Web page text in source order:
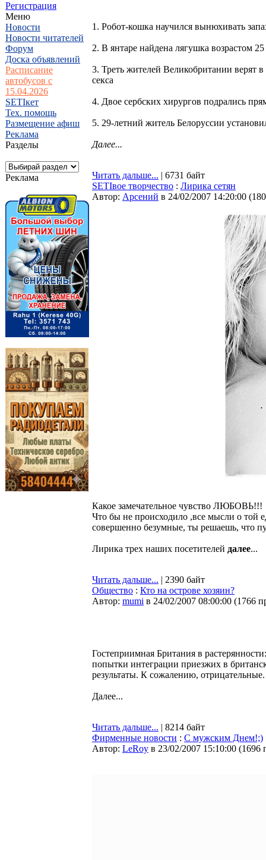
Регистрация
Меню
Новости
Новости читателей
Форум
Доска объявлений
Расписание
автобусов с
15.04.2026
SETIкет
Тех. помощь
Размещение афиш
Реклама
Разделы
Реклама
1. Робот-кошка научился вынюхивать
2. В янтаре найдена лягушка возрастом
3. Треть жителей Великобритании верят
секса
4. Двое сербских хирургов подрались
5. 29-летний житель Белоруссии
Далее...
Читать дальше... | 6731 байт
SETIвое творчество : Лирика сетян
Автор: Арсений в 24/02/2007 14:20:00 (
Какое замечательное чувство ЛЮБОВЬ!!!
Что бы не происходило ,все мысли о той
совершенно безумные, ты решаешь,
Лирика трех наших посетителей далее...
Читать дальше... | 2390 байт
Общество : Кто на острове хозяин?
Автор: mumi в 24/02/2007 08:00:00 (1766
Гостеприимная Британия в
попытки интеграции приезжих в
результаты. К сожалению, отрицательные.
Далее...
Читать дальше... | 8214 байт
Фирменные новости : С мужским Днем!;)
Автор: LeRoy в 23/02/2007 15:10:00 (1696